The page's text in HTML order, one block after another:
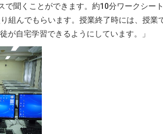
聞くことができます。約10分ワークシー
組んでもらいます。授業終了時には、授業
が自宅学習できるようにしています。」